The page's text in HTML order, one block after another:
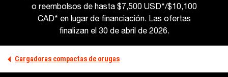
o reembolsos de hasta $7,500 USD*/$10,100
CAD* en lugar de financiación. Las ofertas
finalizan el 30 de abril de 2026.
Cargadoras compactas de orugas